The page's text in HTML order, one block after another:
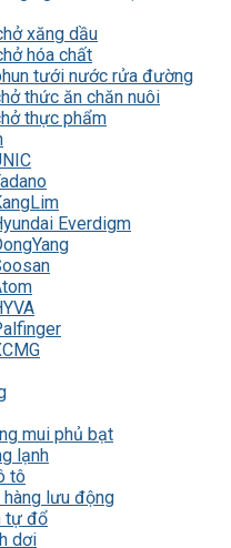
xăng dầu
hóa chất
tưới nước rửa đường
thức ăn chăn nuôi
thực phẩm
Everdigm
mui phủ bạt
lạnh
tô
lưu động
tự đổ
dơi